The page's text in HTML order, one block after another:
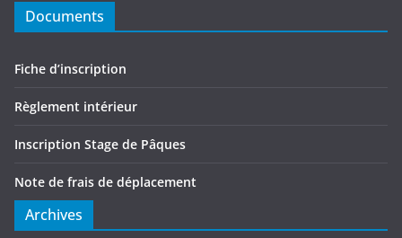
Documents
Fiche d’inscription
Règlement intérieur
Inscription Stage de Pâques
Note de frais de déplacement
Archives